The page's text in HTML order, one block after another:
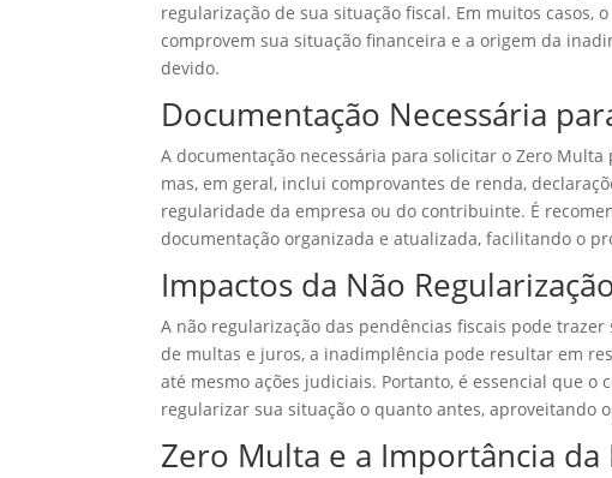
regularização de sua situação fiscal. Em muitos
comprovem sua situação financeira e a origem da
devido.
Documentação Necessária
A documentação necessária para solicitar o Zero
mas, em geral, inclui comprovantes de renda,
regularidade da empresa ou do contribuinte. É
documentação organizada e atualizada, facilitando o
Impactos da Não
A não regularização das pendências fiscais pode
de multas e juros, a inadimplência pode resultar em
até mesmo ações judiciais. Portanto, é essencial que
regularizar sua situação o quanto antes, aproveitando
Zero Multa e a Importância da